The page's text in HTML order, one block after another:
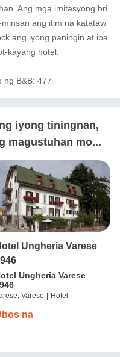
Ang mga imitasyong bri
ang itim na katataw
ang iyong paningin at iba
kayang hotel.
ng B&B: 477
iyong tiningnan,
magustuhan mo...
Ungheria Varese
Ungheria Varese
Varese | Hotel
na